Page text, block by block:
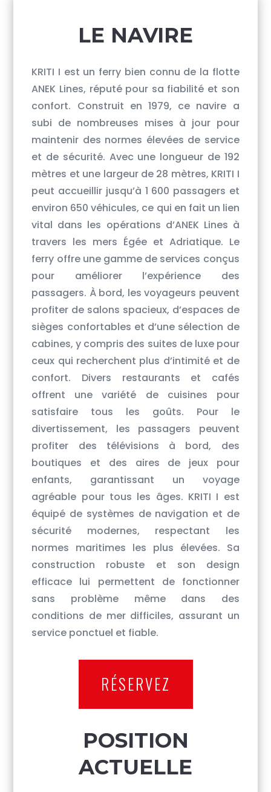
​LE NAVIRE
KRITI I est un ferry bien connu de la flotte
ANEK Lines, réputé pour sa fiabilité et son
confort. Construit en 1979, ce navire a
subi de nombreuses mises à jour pour
maintenir des normes élevées de service
et de sécurité. Avec une longueur de 192
mètres et une largeur de 28 mètres, KRITI I
peut accueillir jusqu’à 1 600 passagers et
environ 650 véhicules, ce qui en fait un lien
vital dans les opérations d’ANEK Lines à
travers les mers Égée et Adriatique. Le
ferry offre une gamme de services conçus
pour améliorer l’expérience des
passagers. À bord, les voyageurs peuvent
profiter de salons spacieux, d’espaces de
sièges confortables et d’une sélection de
cabines, y compris des suites de luxe pour
ceux qui recherchent plus d’intimité et de
confort. Divers restaurants et cafés
offrent une variété de cuisines pour
satisfaire tous les goûts. Pour le
divertissement, les passagers peuvent
profiter des télévisions à bord, des
boutiques et des aires de jeux pour
enfants, garantissant un voyage
agréable pour tous les âges. KRITI I est
équipé de systèmes de navigation et de
sécurité modernes, respectant les
normes maritimes les plus élevées. Sa
construction robuste et son design
efficace lui permettent de fonctionner
sans problème même dans des
conditions de mer difficiles, assurant un
service ponctuel et fiable.
RÉSERVEZ
POSITION
ACTUELLE